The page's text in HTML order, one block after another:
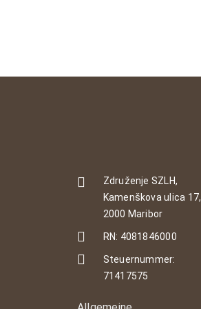
Združenje SZLH,
Kamenškova ulica 17,
2000 Maribor
RN: 4081846000
Steuernummer:
71417575